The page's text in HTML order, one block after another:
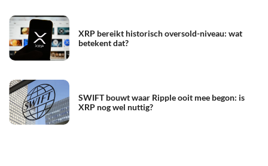
XRP bereikt historisch oversold-niveau: wat
betekent dat?
SWIFT bouwt waar Ripple ooit mee begon: is
XRP nog wel nuttig?